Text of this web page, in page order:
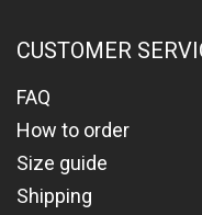
CUSTOMER
FAQ
How to order
Size guide
Shipping